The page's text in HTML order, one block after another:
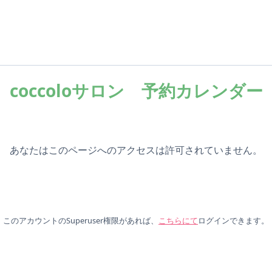
coccoloサロン 予約カレンダー
あなたはこのページへのアクセスは許可されていません。
このアカウントのSuperuser権限があれば、 こちらにてログインできます。